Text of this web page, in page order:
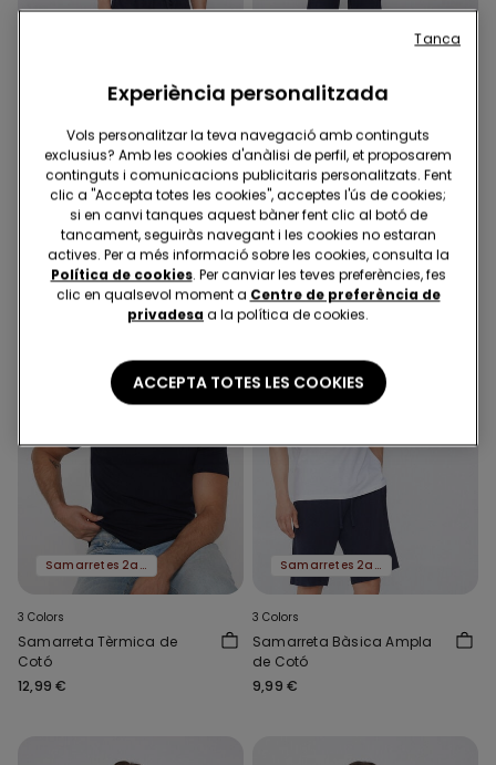
Samarreta de Cotó
Ecològic Elàstic
9,99 €
5 Colors
Samarreta Coll en Punta de
Cotó Elàstic
10,99 €
Samarretes 2a al -50%
3 Colors
Samarreta Tèrmica de
Cotó
12,99 €
Samarretes 2a al -50%
3 Colors
Samarreta Bàsica Ampla
de Cotó
9,99 €
Experiència personalitzada
Vols personalitzar la teva navegació amb continguts
exclusius? Amb les cookies d'anàlisi de perfil, et proposarem
continguts i comunicacions publicitaris personalitzats. Fent
clic a "Accepta totes les cookies", acceptes l'ús de cookies;
si en canvi tanques aquest bàner fent clic al botó de
tancament, seguiràs navegant i les cookies no estaran
actives. Per a més informació sobre les cookies, consulta la
Política de cookies. Per canviar les teves preferències, fes
clic en qualsevol moment a Centre de preferència de
privadesa a la política de cookies.
ACCEPTA TOTES LES COOKIES
Tanca